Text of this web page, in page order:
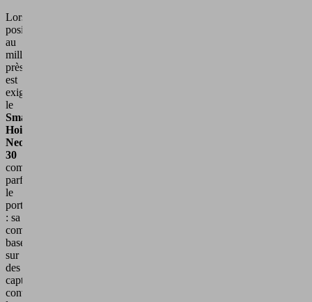
Lorsqu'un
positionnement
au
millimètre
près
est
exigé,
le
Smart
Hoist
Neo
30
complète
parfaitement
le
portefeuille
: sa
commande
basée
sur
des
capteurs
convertit